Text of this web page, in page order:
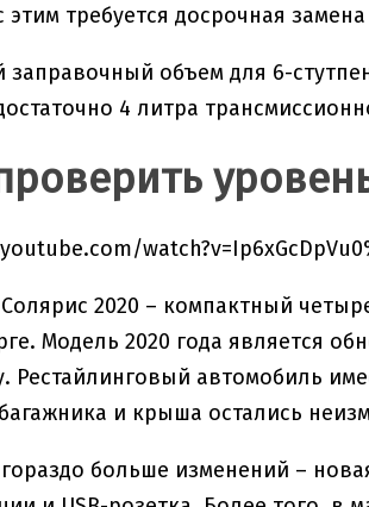
этим требуется досрочная
объем для 6-
4 литра
2020 – компактный
Модель 2020 года является
Рестайлинговый автомобиль
и крыша остались
больше изменений –